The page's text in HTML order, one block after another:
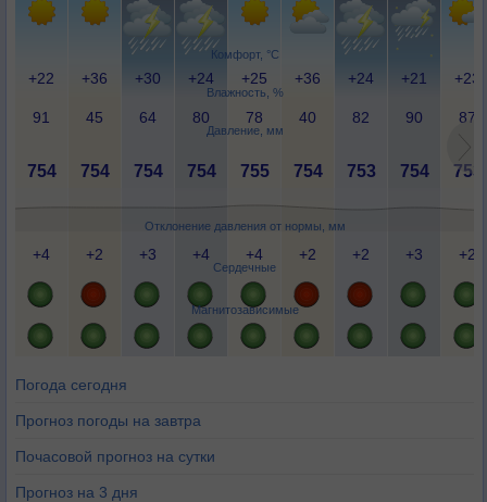
Комфорт, °C
Влажность, %
Давление, мм
Отклонение давления от нормы, мм
Сердечные
Магнитозависимые
+22 +36 +30 +24 +25 +36 +24 +21 +23
91 45 64 80 78 40 82 90 87
754 754 754 754 755 754 753 754 753
+4 +2 +3 +4 +4 +2 +2 +3 +2
Погода сегодня
Прогноз погоды на завтра
Почасовой прогноз на сутки
Прогноз на 3 дня